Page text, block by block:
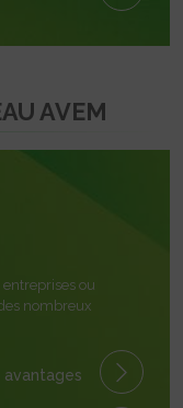
AVEM
ou
nombreux
avantages